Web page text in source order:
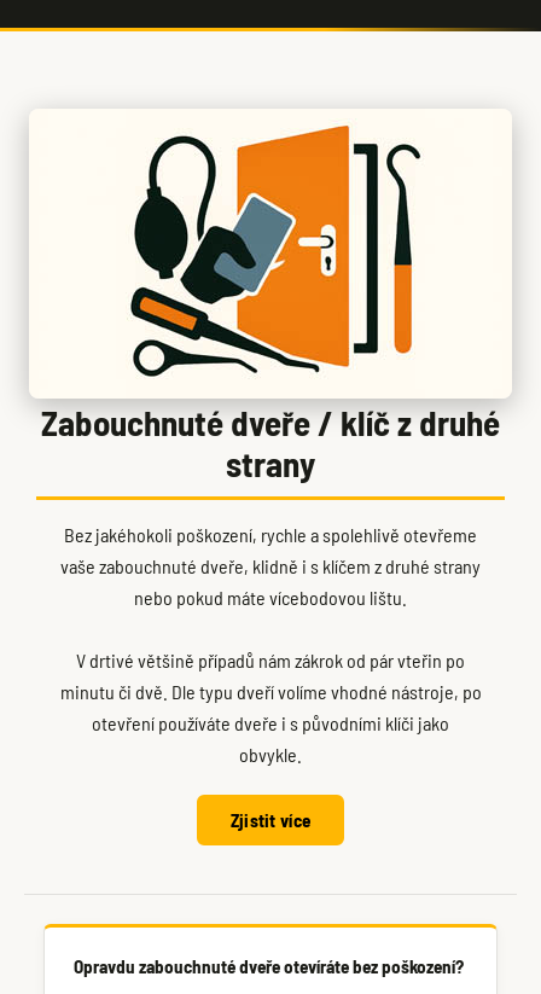
Zabouchnuté dveře / klíč z druhé
strany
Bez jakéhokoli poškození, rychle a spolehlivě otevřeme
vaše zabouchnuté dveře, klidně i s klíčem z druhé strany
nebo pokud máte vícebodovou lištu.
V drtivé většině případů nám zákrok od pár vteřin po
minutu či dvě. Dle typu dveří volíme vhodné nástroje, po
otevření používáte dveře i s původními klíči jako
obvykle.
Zjistit více
Opravdu zabouchnuté dveře otevíráte bez poškození?